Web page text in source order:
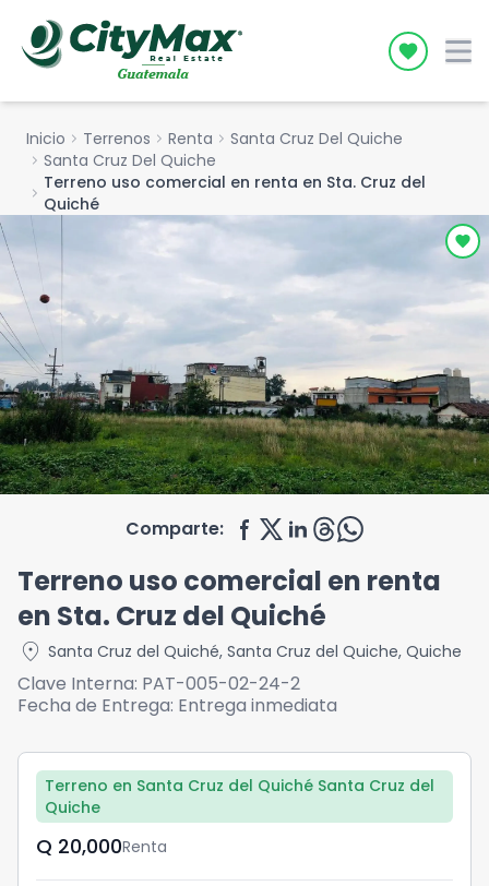
Icon
Inicio chevron_right Terrenos chevron_right Renta chevron_right Santa Cruz Del Quiche
chevron_right Santa Cruz Del Quiche
chevron_right Terreno uso comercial en renta en Sta. Cruz del
Quiché
Comparte:
Terreno uso comercial en renta
en Sta. Cruz del Quiché
location_on Santa Cruz del Quiché, Santa Cruz del Quiche, Quiche
Clave Interna: PAT-005-02-24-2
Fecha de Entrega: Entrega inmediata
Terreno en Santa Cruz del Quiché Santa Cruz del
Quiche
Q	20,000Renta